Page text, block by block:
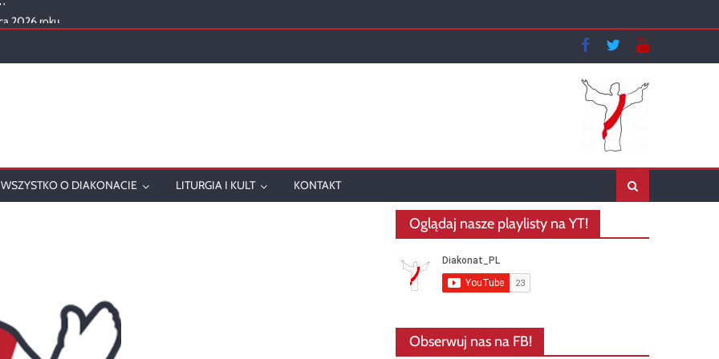
2026 roku
w 2025 roku
WSZYSTKO O DIAKONACIE LITURGIA I KULT KONTAKT
Oglądaj nasze playlisty na YT!
Obserwuj nas na FB!